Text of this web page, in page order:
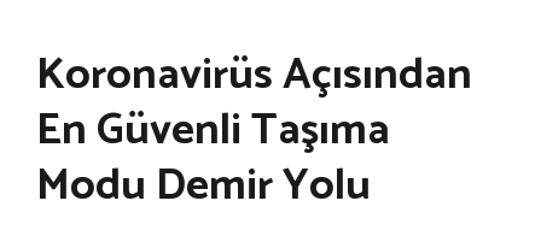
Koronavirüs Açısından
En Güvenli Taşıma
Modu Demir Yolu